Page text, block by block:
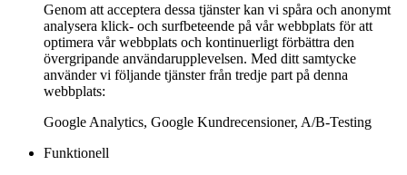
Genom att acceptera dessa tjänster kan vi spåra och anonymt
analysera klick- och surfbeteende på vår webbplats för att
optimera vår webbplats och kontinuerligt förbättra den
övergripande användarupplevelsen. Med ditt samtycke
använder vi följande tjänster från tredje part på denna
webbplats:
Google Analytics, Google Kundrecensioner, A/B-Testing
Funktionell